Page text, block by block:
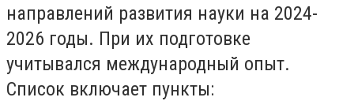
направлений развития науки на 2024-
2026 годы. При их подготовке
учитывался международный опыт.
Список включает пункты: